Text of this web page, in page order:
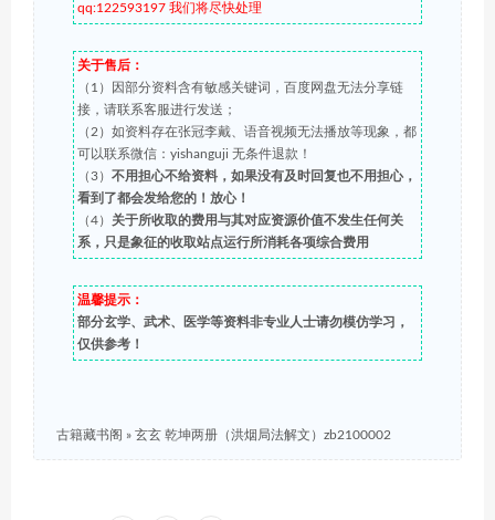
qq:122593197 我们将尽快处理
关于售后：
（1）因部分资料含有敏感关键词，百度网盘无法分享链
接，请联系客服进行发送；
（2）如资料存在张冠李戴、语音视频无法播放等现象，都
可以联系微信：yishanguji 无条件退款！
（3） 不用担心不给资料，如果没有及时回复也不用担心，
看到了都会发给您的！放心！
（4） 关于所收取的费用与其对应资源价值不发生任何关
系，只是象征的收取站点运行所消耗各项综合费用
温馨提示：
部分玄学、武术、医学等资料非专业人士请勿模仿学习，
仅供参考！
古籍藏书阁 » 玄玄 乾坤两册（洪烟局法解文）zb2100002